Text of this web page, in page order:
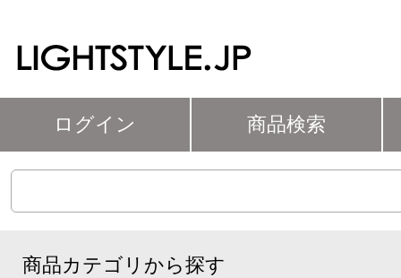
ログイン 商品検索
商品カテゴリから探す